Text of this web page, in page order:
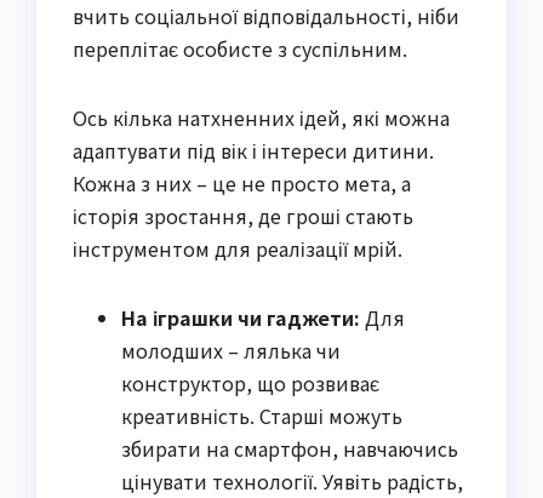
вчить соціальної відповідальності, ніби
переплітає особисте з суспільним.
Ось кілька натхненних ідей, які можна
адаптувати під вік і інтереси дитини.
Кожна з них – це не просто мета, а
історія зростання, де гроші стають
інструментом для реалізації мрій.
На іграшки чи гаджети: Для
молодших – лялька чи
конструктор, що розвиває
креативність. Старші можуть
збирати на смартфон, навчаючись
цінувати технології. Уявіть радість,